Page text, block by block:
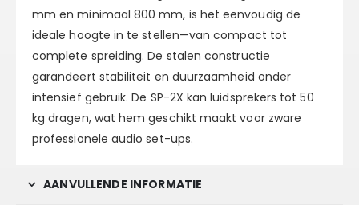
mm en minimaal800 mm, is het eenvoudig de
ideale hoogte in te stellen—van compact tot
complete spreiding. De stalen constructie
garandeert stabiliteit en duurzaamheid onder
intensief gebruik. De SP-2X kan luidsprekers tot50
kg dragen, wat hem geschikt maakt voor zware
professionele audio set-ups.
AANVULLENDE INFORMATIE